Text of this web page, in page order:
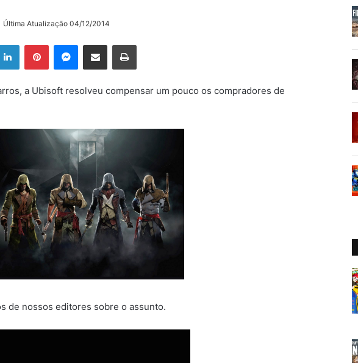
Última Atualização 04/12/2014
LinkedinPinterestMessenger
Compartilhar via e-mail Imprimir
a Ubisoft resolveu compensar um pouco os compradores de
de nossos editores sobre o assunto.